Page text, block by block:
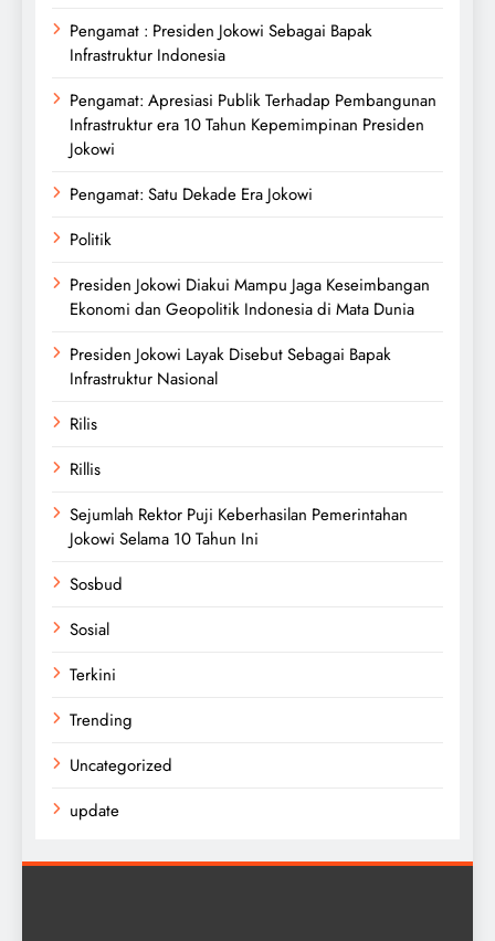
Pengamat : Presiden Jokowi Sebagai Bapak
Infrastruktur Indonesia
Pengamat: Apresiasi Publik Terhadap Pembangunan
Infrastruktur era 10 Tahun Kepemimpinan Presiden
Jokowi
Pengamat: Satu Dekade Era Jokowi
Politik
Presiden Jokowi Diakui Mampu Jaga Keseimbangan
Ekonomi dan Geopolitik Indonesia di Mata Dunia
Presiden Jokowi Layak Disebut Sebagai Bapak
Infrastruktur Nasional
Rilis
Rillis
Sejumlah Rektor Puji Keberhasilan Pemerintahan
Jokowi Selama 10 Tahun Ini
Sosbud
Sosial
Terkini
Trending
Uncategorized
update